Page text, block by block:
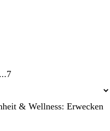
Seite
7
& Wellness: Erwecken